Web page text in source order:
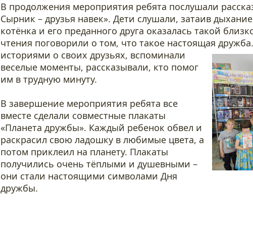
В продолжения мероприятия ребята послушали
Сырник – друзья навек». Дети слушали, затаив
котёнка и его преданного друга оказалась такой
чтения поговорили о том, что такое настоящая дружба.
историями о своих друзьях, вспоминали
веселые моменты, рассказывали, кто помог
им в трудную минуту.
В завершение мероприятия ребята все
вместе сделали совместные плакаты
«Планета дружбы». Каждый ребенок обвел и
раскрасил свою ладошку в любимые цвета, а
потом приклеил на планету. Плакаты
получились очень тёплыми и душевными –
они стали настоящими символами Дня
дружбы.